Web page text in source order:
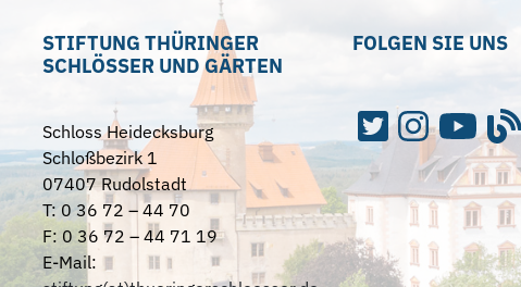
STIFTUNG THÜRINGER
SCHLÖSSER UND GÄRTEN
Schloss Heidecksburg
Schloßbezirk 1
07407 Rudolstadt
T: 0 36 72 – 44 70
F: 0 36 72 – 44 71 19
E-Mail:
FOLGEN SIE UNS